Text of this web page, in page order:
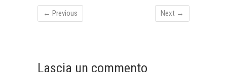
← Previous Next →
Lascia un commento